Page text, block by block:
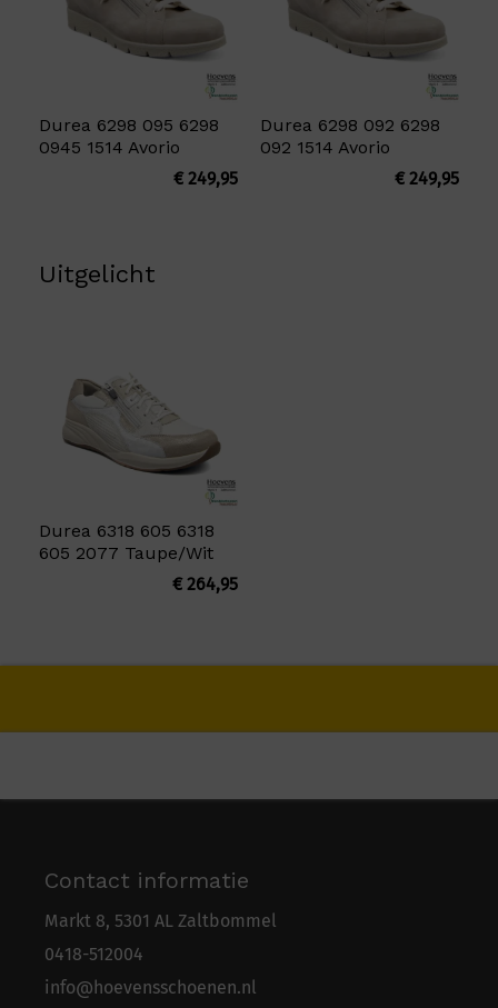
Durea 6298 095 6298
0945 1514 Avorio
€249,95
Durea 6298 092 6298
092 1514 Avorio
€249,95
Uitgelicht
Durea 6318 605 6318
605 2077 Taupe/Wit
€264,95
Contact informatie
Markt 8, 5301 AL Zaltbommel
0418-512004
info@hoevensschoenen.nl